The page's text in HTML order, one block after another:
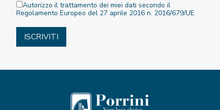
Autorizzo il trattamento dei miei dati secondo il
Regolamento Europeo del 27 aprile 2016 n. 2016/679/UE